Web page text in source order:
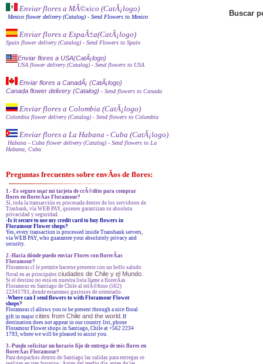
Enviar flores a MÃ©xico (CatÃ¡logo)
Mexico flower delivery (Catalog) - Send Flowers to Mexico
Enviar flores a EspaÃ±a(CatÃ¡logo)
Spain flower delivery (Catalog) - Send Flowers to Spain
Enviar flores a USA(CatÃ¡logo)
USA flower delivery (Catalog) - Send flowers to USA
Enviar flores a CanadÃ¡ (CatÃ¡logo)
Canada flower delivery (Catalog) - Send flowers to Canada
Enviar flores a Colombia (CatÃ¡logo)
Colombia flower delivery (Catalog) - Send flowers to Colombia
Enviar flores a La Habana - Cuba (CatÃ¡logo)
Habana - Cuba flower delivery (Catalog) - Send flowers to La
Habana, Cuba
Preguntas frecuentes sobre envÃ­os de flores:
1.- Es seguro usar mi tarjeta de crÃ©dito para comprar
flores en florerÃ­as Floramour?
Sí, toda la transacción es procesada dentro de los servidores de
Trasbank, vía WEB PAY, quienes garantizan su absoluta
privacidad y seguridad.
-Is it secure to use my credit card to buy flowers in
Floramour Flower shops?
Yes, every transaction is processed inside Transbank servers,
via WEB PAY, who guarantee your absolutely privacy and
security.
2.-Hacia dónde puedo enviar Flores con florerÃ­as
Floramour?
Floramour.cl le permite hacerse presente con un bello saludo
floral en as principales ciudades de Chile y el Mundo.
Si el destino no está en nuestra lista llame a florerÃ­as
Floramour en Santiago de Chile al telÃ©fono (562)
22341793, donde estaremos gustosos de orientarlo.
-Where can I send flowers to with Floramour Flower
shops?
Floramour.cl allows you to be present through a nice floral
gift in major cities from Chile and the world. If
destination does not appear in our country list, phone
Floramour Flower shops in Santiago, Chile at +562 2234
1793, where we will be pleased to assist you.
3.-Puedo solicitar un horario fijo de entrega de mis flores en
florerÃ­as Floramour?
Para despachos dentro de Santiago las salidas para entregas se
Buscar